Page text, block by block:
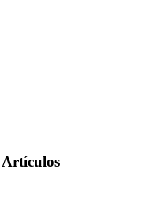
Artículos